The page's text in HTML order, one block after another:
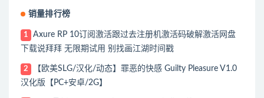
销量排行榜
1
Axure RP 10订阅激活跟过去注册机激活码破解激活网盘
下载说拜拜 无限期试用 别找画江湖时间戳
2
【欧美SLG/汉化/动态】罪恶的快感 Guilty Pleasure V1.0
汉化版【PC+安卓/2G】